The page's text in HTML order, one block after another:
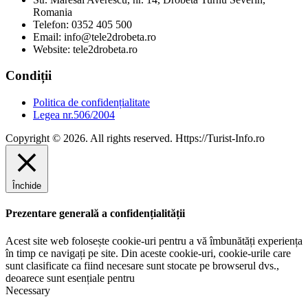
Romania
Telefon: 0352 405 500
Email: info@tele2drobeta.ro
Website: tele2drobeta.ro
Condiții
Politica de confidențialitate
Legea nr.506/2004
Copyright © 2026. All rights reserved. Https://Turist-Info.ro
Închide
Prezentare generală a confidențialității
Acest site web folosește cookie-uri pentru a vă îmbunătăți experiența
în timp ce navigați pe site. Din aceste cookie-uri, cookie-urile care
sunt clasificate ca fiind necesare sunt stocate pe browserul dvs.,
deoarece sunt esențiale pentru
Necessary